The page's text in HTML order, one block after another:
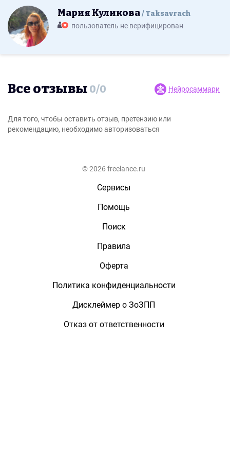
Мария Куликова Taksavrach
пользователь не верифицирован
Все отзывы 0/0 Нейросаммари
Для того, чтобы оставить отзыв, претензию или
рекомендацию, необходимо авторизоваться
© 2026 freelance.ru
Сервисы
Помощь
Поиск
Правила
Оферта
Политика конфиденциальности
Дисклеймер о ЗоЗПП
Отказ от ответственности